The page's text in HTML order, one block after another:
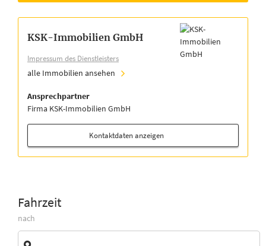
KSK-Immobilien GmbH
Impressum des Dienstleisters
alle Immobilien ansehen
Ansprechpartner
Firma KSK-Immobilien GmbH
Kontaktdaten anzeigen
Fahrzeit
nach
Zieladresse